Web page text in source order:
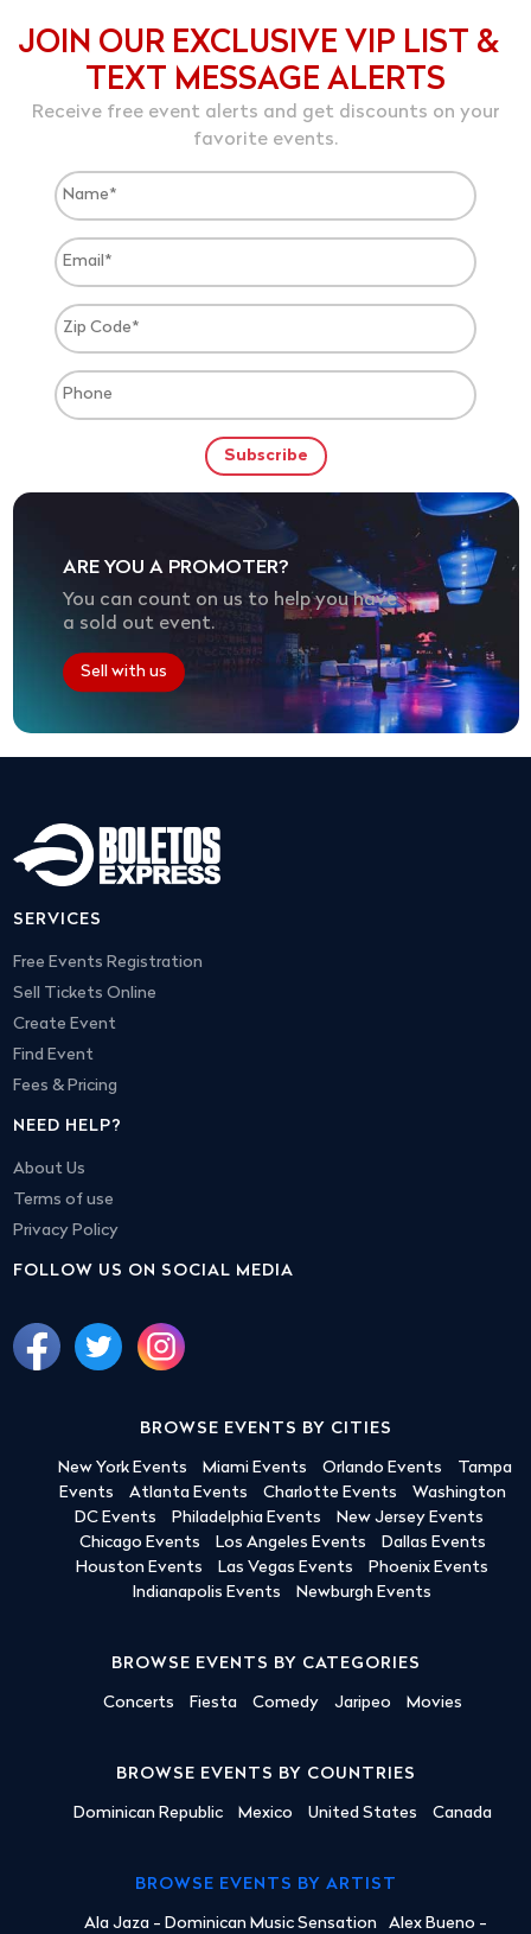
JOIN OUR EXCLUSIVE VIP LIST &
TEXT MESSAGE ALERTS
Receive free event alerts and get discounts on your
favorite events.
ARE YOU A PROMOTER?
You can count on us to help you have
a sold out event.
Sell with us
SERVICES
Free Events Registration
Sell Tickets Online
Create Event
Find Event
Fees & Pricing
NEED HELP?
About Us
Terms of use
Privacy Policy
FOLLOW US ON SOCIAL MEDIA
BROWSE EVENTS BY CITIES
New York Events Miami Events Orlando Events
Tampa
Events
Atlanta Events Charlotte Events
Washington
DC Events
Philadelphia Events
New Jersey Events
Chicago Events
Los Angeles Events
Dallas Events
Houston Events
Las Vegas Events
Phoenix Events
Indianapolis Events
Newburgh Events
BROWSE EVENTS BY CATEGORIES
Concerts Fiesta Comedy Jaripeo Movies
BROWSE EVENTS BY COUNTRIES
Dominican Republic Mexico United States Canada
BROWSE EVENTS BY ARTIST
Ala Jaza - Dominican Music Sensation Alex Bueno -